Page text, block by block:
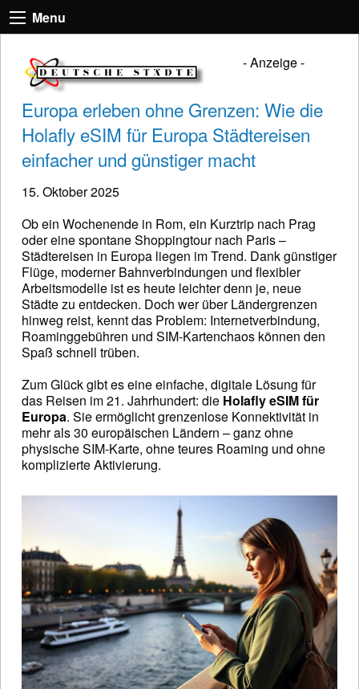
Menu
- Anzeige -
Europa erleben ohne Grenzen: Wie die
Holafly eSIM für Europa Städtereisen
einfacher und günstiger macht
15. Oktober 2025
Ob ein Wochenende in Rom, ein Kurztrip nach Prag
oder eine spontane Shoppingtour nach Paris –
Städtereisen in Europa liegen im Trend. Dank günstiger
Flüge, moderner Bahnverbindungen und flexibler
Arbeitsmodelle ist es heute leichter denn je, neue
Städte zu entdecken. Doch wer über Ländergrenzen
hinweg reist, kennt das Problem: Internetverbindung,
Roaminggebühren und SIM-Kartenchaos können den
Spaß schnell trüben.
Zum Glück gibt es eine einfache, digitale Lösung für
das Reisen im 21. Jahrhundert: die Holafly eSIM für
Europa. Sie ermöglicht grenzenlose Konnektivität in
mehr als 30 europäischen Ländern – ganz ohne
physische SIM-Karte, ohne teures Roaming und ohne
komplizierte Aktivierung.